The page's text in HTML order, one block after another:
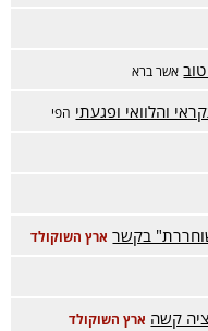
אשר ברא
והלוואי ופגעתי הפי
בקשר ארץ השוקולד
קשה ארץ השוקולד